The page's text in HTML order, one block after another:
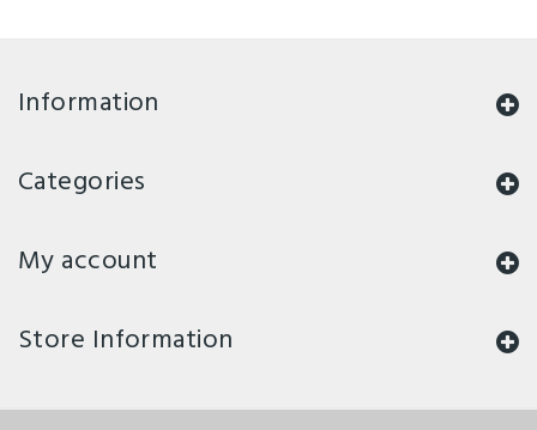
Information
Categories
My account
Store Information